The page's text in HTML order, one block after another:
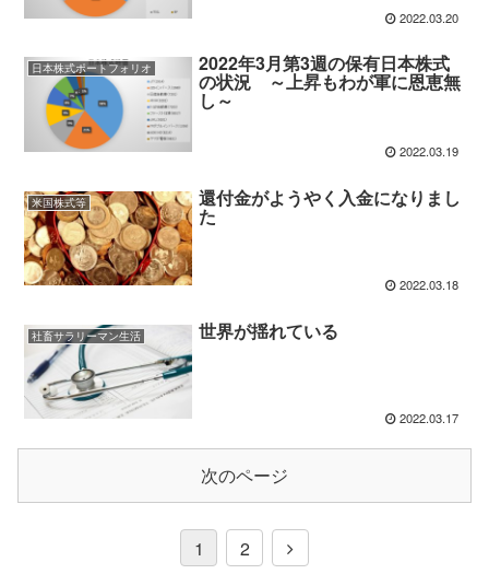
2022.03.20
日本株式ポートフォリオ 2022年3月第3週の保有日本株式
の状況 ～上昇もわが軍に恩恵無
し～
2022.03.19
米国株式等 還付金がようやく入金になりまし
た
2022.03.18
社畜サラリーマン生活 世界が揺れている
2022.03.17
次のページ
1 2